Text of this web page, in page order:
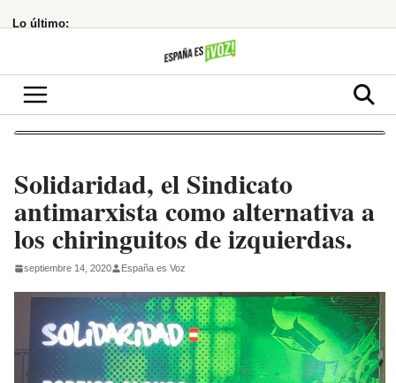
al Lo último:
Solidaridad, el Sindicato
antimarxista como alternativa a
los chiringuitos de izquierdas.
septiembre 14, 2020 España es Voz